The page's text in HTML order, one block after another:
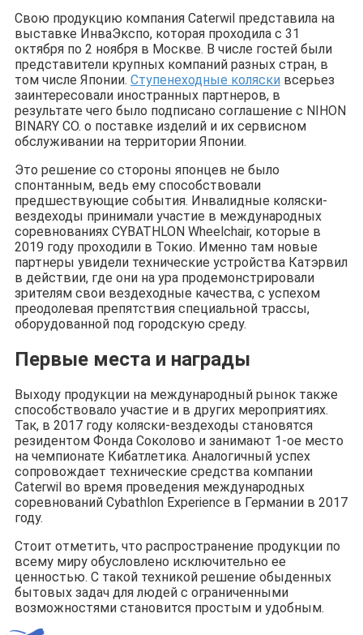
Свою продукцию компания Caterwil представила на
выставке ИнваЭкспо, которая проходила с 31
октября по 2 ноября в Москве. В числе гостей были
представители крупных компаний разных стран, в
том числе Японии. Ступенеходные коляски всерьез
заинтересовали иностранных партнеров, в
результате чего было подписано соглашение с NIHON
BINARY CO. о поставке изделий и их сервисном
обслуживании на территории Японии.
Это решение со стороны японцев не было
спонтанным, ведь ему способствовали
предшествующие события. Инвалидные коляски-
вездеходы принимали участие в международных
соревнованиях CYBATHLON Wheelchair, которые в
2019 году проходили в Токио. Именно там новые
партнеры увидели технические устройства Катэрвил
в действии, где они на ура продемонстрировали
зрителям свои вездеходные качества, с успехом
преодолевая препятствия специальной трассы,
оборудованной под городскую среду.
Первые места и награды
Выходу продукции на международный рынок также
способствовало участие и в других мероприятиях.
Так, в 2017 году коляски-вездеходы становятся
резидентом Фонда Соколово и занимают 1-ое место
на чемпионате Кибатлетика. Аналогичный успех
сопровождает технические средства компании
Caterwil во время проведения международных
соревнований Cybathlon Experience в Германии в 2017
году.
Стоит отметить, что распространение продукции по
всему миру обусловлено исключительно ее
ценностью. С такой техникой решение обыденных
бытовых задач для людей с ограниченными
возможностями становится простым и удобным.